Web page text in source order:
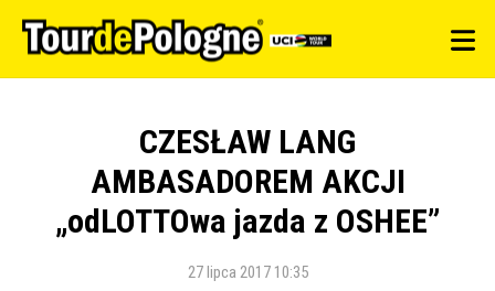
CZESŁAW LANG
AMBASADOREM AKCJI
„odLOTTOwa jazda z OSHEE”
27 lipca 2017 10:35